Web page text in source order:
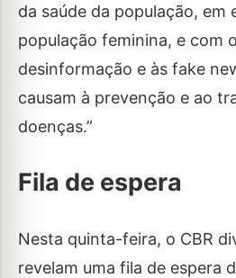
da saúde da população, em
população feminina, e com
desinformação e às fake
causam à prevenção e ao
doenças.”
Fila de espera
Nesta quinta-feira, o CBR
revelam uma fila de espera